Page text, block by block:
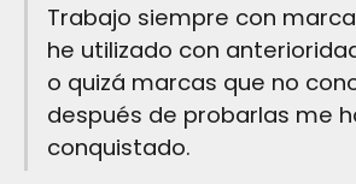
Trabajo siempre con
he utilizado con
o quizá marcas que no
después de probarlas me
conquistado.